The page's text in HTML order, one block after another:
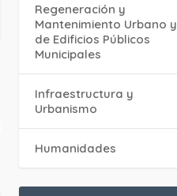
Regeneración y
Mantenimiento Urbano y
de Edificios Públicos
Municipales
Infraestructura y
Urbanismo
Humanidades